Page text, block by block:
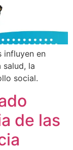
influyen en
salud, la
social.
de las